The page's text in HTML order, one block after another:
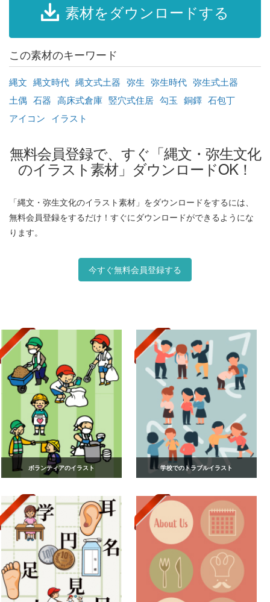
素材をダウンロードする
この素材のキーワード
縄文 縄文時代 縄文式土器 弥生 弥生時代 弥生式土器
土偶 石器 高床式倉庫 竪穴式住居 勾玉 銅鐸 石包丁
アイコン イラスト
無料会員登録で、すぐ「縄文・弥生文化
のイラスト素材」ダウンロードOK！
「縄文・弥生文化のイラスト素材」をダウンロードをするには、
無料会員登録をするだけ！すぐにダウンロードができるようにな
ります。
今すぐ無料会員登録する
ボランティアのイラスト 学校でのトラブルイラスト